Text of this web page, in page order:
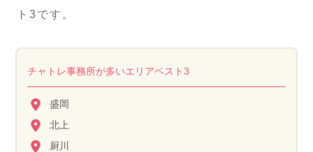
ト3です。
チャトレ事務所が多いエリアベスト3
盛岡
北上
厨川